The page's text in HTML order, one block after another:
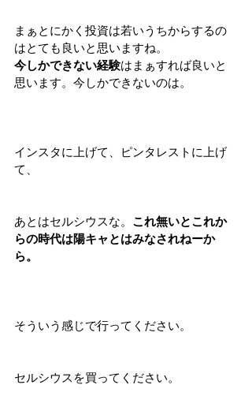
まぁとにかく投資は若いうちからするの
はとても良いと思いますね。
今しかできない経験はまぁすれば良いと
思います。今しかできないのは。
インスタに上げて、ピンタレストに上げ
て、
あとはセルシウスな。 これ無いとこれか
らの時代は陽キャとはみなされねーか
ら。
そういう感じで行ってください。
セルシウスを買ってください。